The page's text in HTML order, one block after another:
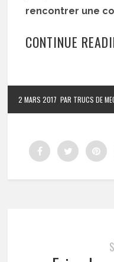
rencontrer une
CONTINUE
2 MARS 2017 PAR TRUCS DE